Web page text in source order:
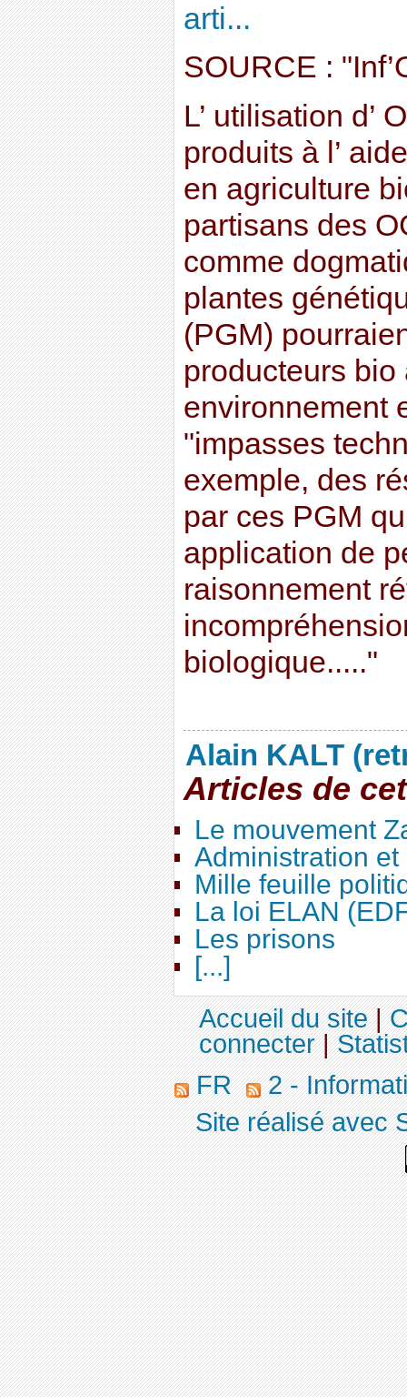
arti...
SOURCE :
L’ utilisation d’
produits à l’
en agriculture
partisans des
comme
plantes
(PGM)
producteurs bio
environnement
"impasses
exemple, des
par ces PGM
application de
raisonnement
biologique....."
Alain KALT
Articles de
Le mouvement
Administration
Mille feuille
La loi ELAN
Les prisons
[...]
Accueil du site|
connecter|
FR
2 -
Site réalisé avec